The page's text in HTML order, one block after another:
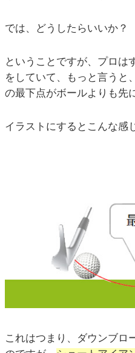
では、どうしたらいいか？
ということですが、プロは
をしていて、もっと言うと
の最下点がボールよりも先
イラストにするとこんな感
これはつまり、ダウンブロ